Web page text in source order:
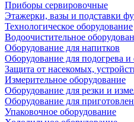
Приборы сервировочные
Этажерки, вазы и подставки
Технологическое оборудование
Водоочистительное
Оборудование для напитков
Оборудование для подогрева
Защита от насекомых,
Измерительное оборудование
Оборудование для резки и
Оборудование для
Упаковочное оборудование